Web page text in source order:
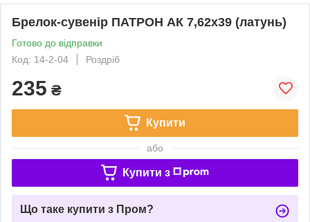
Брелок-сувенір ПАТРОН АК 7,62х39 (латунь)
Готово до відправки
Код: 14-2-04
Роздріб
235 ₴
Купити
або
Купити з
Що таке купити з Пром?